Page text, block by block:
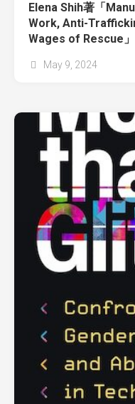
Elena Shih著「
Work, Anti-
Wages of Rescue」
May 9, 2024